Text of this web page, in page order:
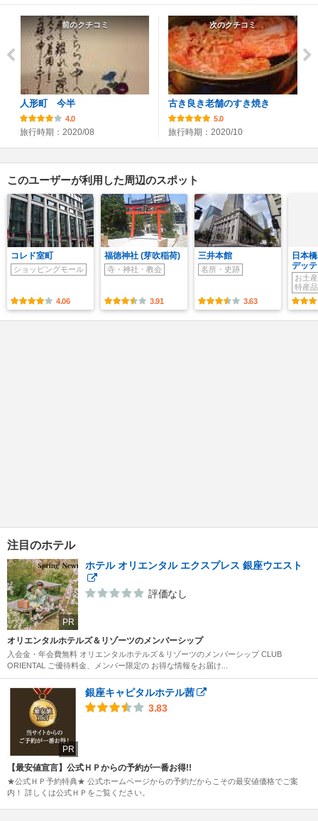
前のクチコミ
人形町 今半
4.0
旅行時期：2020/08
次のクチコミ
古き良き老舗のすき焼き
5.0
旅行時期：2020/10
このユーザーが利用した周辺のスポット
コレド室町
ショッピングモール
4.06
福徳神社 (芽吹稲荷)
寺・神社・教会
3.91
三井本館
名所・史跡
3.63
日本
デッテ
お土
特産品
注目のホテル
PR
ホテル オリエンタル エクスプレス 銀座ウエスト
評価なし
オリエンタルホテルズ＆リゾーツのメンバーシップ
入会金・年会費無料 オリエンタルホテルズ＆リゾーツのメンバーシップ CLUB
ORIENTAL ご優待料金、メンバー限定の お得な情報をお届け...
PR
銀座キャピタルホテル茜
3.83
【最安値宣言】公式ＨＰからの予約が一番お得!!
★公式ＨＰ予約特典★ 公式ホームページからの予約だからこその最安値価格でご案
内！ 詳しくは公式ＨＰをご覧ください。